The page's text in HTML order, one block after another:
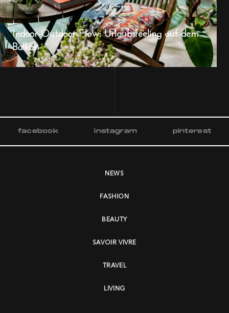
Indoor-Outdoor-Flow: Urlaubsfeeling auf dem
Balkon
facebook instagram pinterest
NEWS
FASHION
BEAUTY
SAVOIR VIVRE
TRAVEL
LIVING